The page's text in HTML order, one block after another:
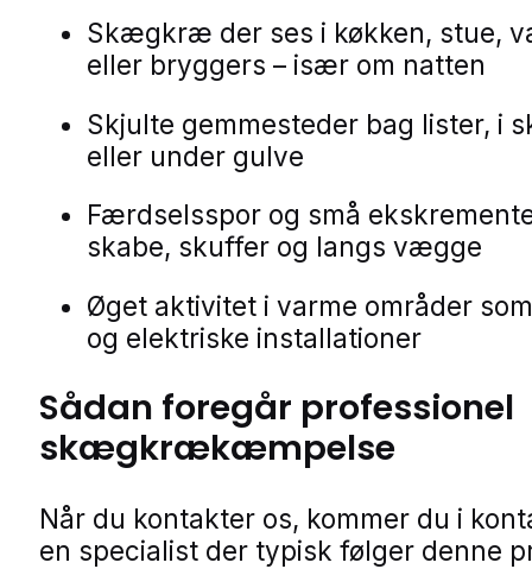
Skægkræ der ses i køkken, stue,
eller bryggers – især om natten
Skjulte gemmesteder bag lister, i
eller under gulve
Færdselsspor og små
skabe, skuffer og langs vægge
Øget aktivitet i varme områder
og elektriske installationer
Sådan foregår professionel
skægkrækæmpelse
Når du kontakter os, kommer du i
en specialist der typisk følger denne